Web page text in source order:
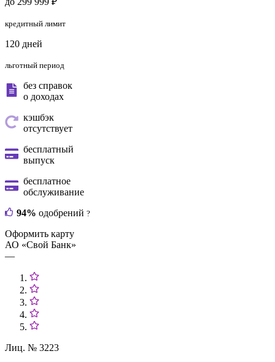
кредитный лимит
120 дней
льготный период
без справок
о доходах
кэшбэк
отсутствует
бесплатный
выпуск
бесплатное
обслуживание
94% одобрений ?
Оформить карту
АО «Свой Банк»
—
Лиц. № 3223